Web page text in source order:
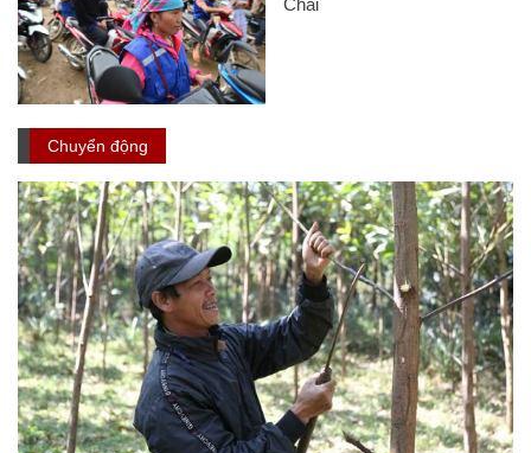
Chải
Chuyển động